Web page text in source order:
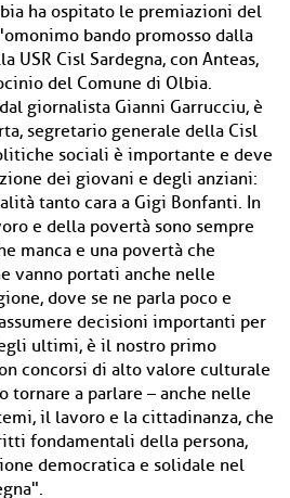
ha ospitato le premiazioni del
bando promosso dalla
USR Cisl Sardegna, con Anteas,
del Comune di Olbia.
giornalista Gianni Garrucciu, è
segretario generale della Cisl
sociali è importante e deve
dei giovani e degli anziani:
tanto cara a Gigi Bonfanti. In
e della povertà sono sempre
manca e una povertà che
vanno portati anche nelle
dove se ne parla poco e
decisioni importanti per
ultimi, è il nostro primo
concorsi di alto valore culturale
tornare a parlare – anche nelle
il lavoro e la cittadinanza, che
fondamentali della persona,
democratica e solidale nel